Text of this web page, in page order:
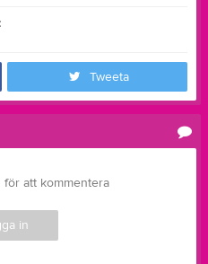
Tweeta
att kommentera
in